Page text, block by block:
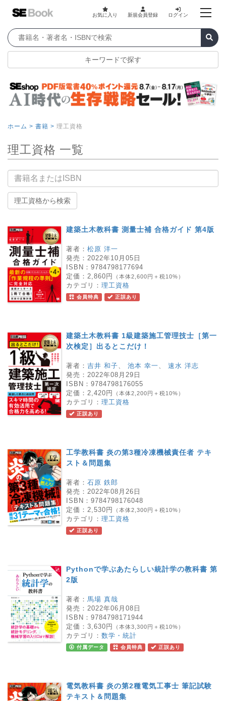
お気に入り 新規会員登録 ログイン
キーワードで探す
ホーム > 書籍 > 理工資格
理工資格 一覧
書籍名
理工資格から検索
建築土木教科書 測量士補 合格ガイド 第4版
著者： 松原 洋一
発売： 2022年10月05日
ISBN： 9784798177694
定価： 2,860円 （本体2,600円＋税10%）
カテゴリ： 理工資格
会員特典 正誤あり
建築土木教科書 1級建築施工管理技士［第一
次検定］出るとこだけ！
著者： 吉井 和子 池本 幸一
速水 洋志
発売： 2022年08月29日
ISBN： 9784798176055
定価： 2,420円 （本体2,200円＋税10%）
カテゴリ： 理工資格
正誤あり
工学教科書 炎の第3種冷凍機械責任者 テキ
スト＆問題集
著者： 石原 鉄郎
発売： 2022年08月26日
ISBN： 9784798176048
定価： 2,530円 （本体2,300円＋税10%）
カテゴリ： 理工資格
正誤あり
Pythonで学ぶあたらしい統計学の教科書 第
2版
著者： 馬場 真哉
発売： 2022年06月08日
ISBN： 9784798171944
定価： 3,630円 （本体3,300円＋税10%）
カテゴリ： 数学・統計
付属データ 会員特典 正誤あり
電気教科書 炎の第2種電気工事士 筆記試験
テキスト＆問題集